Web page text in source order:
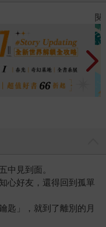
中見到面。
心好友，還得回到孤單
匙」，就到了離別的月